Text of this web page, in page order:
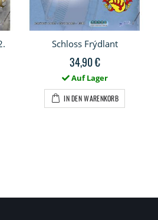
Schloss Frýdlant
34,90 €
Auf Lager
IN DEN WARENKORB